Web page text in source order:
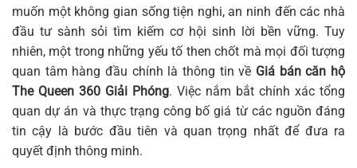
muốn một không gian sống tiện nghi, an ninh đến các nhà
đầu tư sành sỏi tìm kiếm cơ hội sinh lời bền vững. Tuy
nhiên, một trong những yếu tố then chốt mà mọi đối tượng
quan tâm hàng đầu chính là thông tin về Giá bán căn hộ
The Queen 360 Giải Phóng. Việc nắm bắt chính xác tổng
quan dự án và thực trạng công bố giá từ các nguồn đáng
tin cậy là bước đầu tiên và quan trọng nhất để đưa ra
quyết định thông minh.